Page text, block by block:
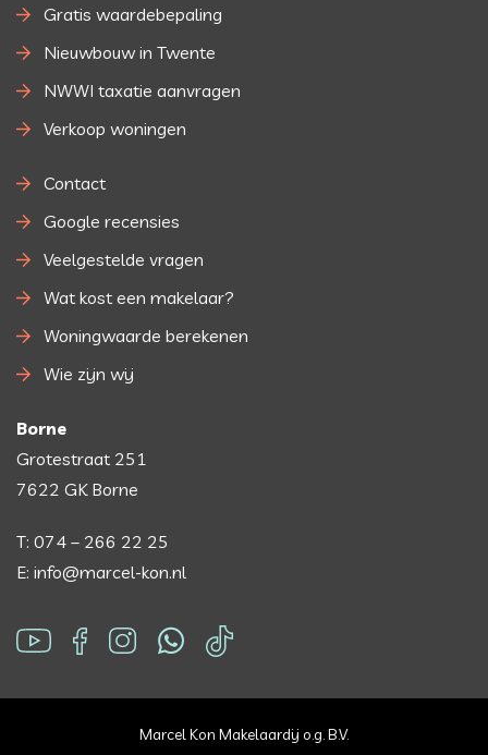
Gratis waardebepaling
Nieuwbouw in Twente
NWWI taxatie aanvragen
Verkoop woningen
Contact
Google recensies
Veelgestelde vragen
Wat kost een makelaar?
Woningwaarde berekenen
Wie zijn wij
Borne
Grotestraat 251
7622 GK Borne
T: 074 – 266 22 25
E: info@marcel-kon.nl
Marcel Kon Makelaardij o.g. B.V.